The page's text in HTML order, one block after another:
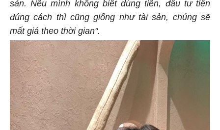
sản. Nếu mình không biết dùng tiền, đầu tư tiền
đúng cách thì cũng giống như tài sản, chúng sẽ
mất giá theo thời gian".